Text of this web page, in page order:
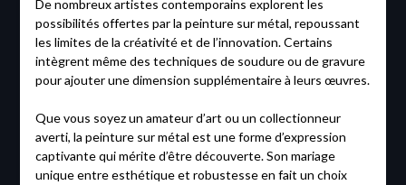
De nombreux artistes contemporains explorent les
possibilités offertes par la peinture sur métal, repoussant
les limites de la créativité et de l’innovation. Certains
intègrent même des techniques de soudure ou de gravure
pour ajouter une dimension supplémentaire à leurs œuvres.
Que vous soyez un amateur d’art ou un collectionneur
averti, la peinture sur métal est une forme d’expression
captivante qui mérite d’être découverte. Son mariage
unique entre esthétique et robustesse en fait un choix